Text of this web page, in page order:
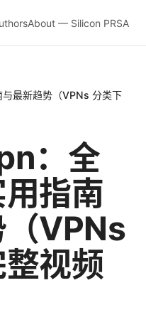
About — Silicon PRSA
最新趋势（VPNs 分类下
：全
指南
VPNs
视频